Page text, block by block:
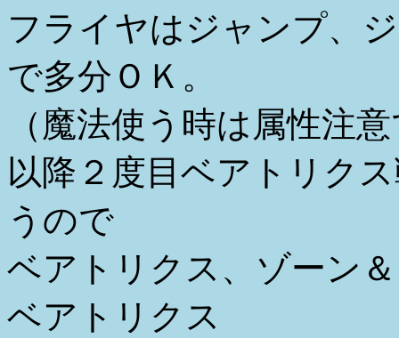
フライヤはジャンプ、
で多分ＯＫ。
（魔法使う時は属性注
以降２度目ベアトリク
うので
ベアトリクス、ゾーン
ベアトリクス